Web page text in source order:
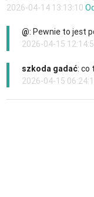
2026-04-14 13:13:10
@: Pewnie to jest
2026-04-15
szkoda gadać: co
2026-04-15